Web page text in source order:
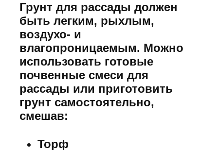
Грунт для рассады должен
быть легким, рыхлым,
воздухо- и
влагопроницаемым. Можно
использовать готовые
почвенные смеси для
рассады или приготовить
грунт самостоятельно,
смешав:
Торф